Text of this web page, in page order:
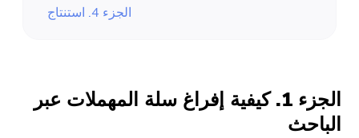
الجزء 4. استنتاج
الجزء 1. كيفية إفراغ سلة المهملات عبر
الباحث